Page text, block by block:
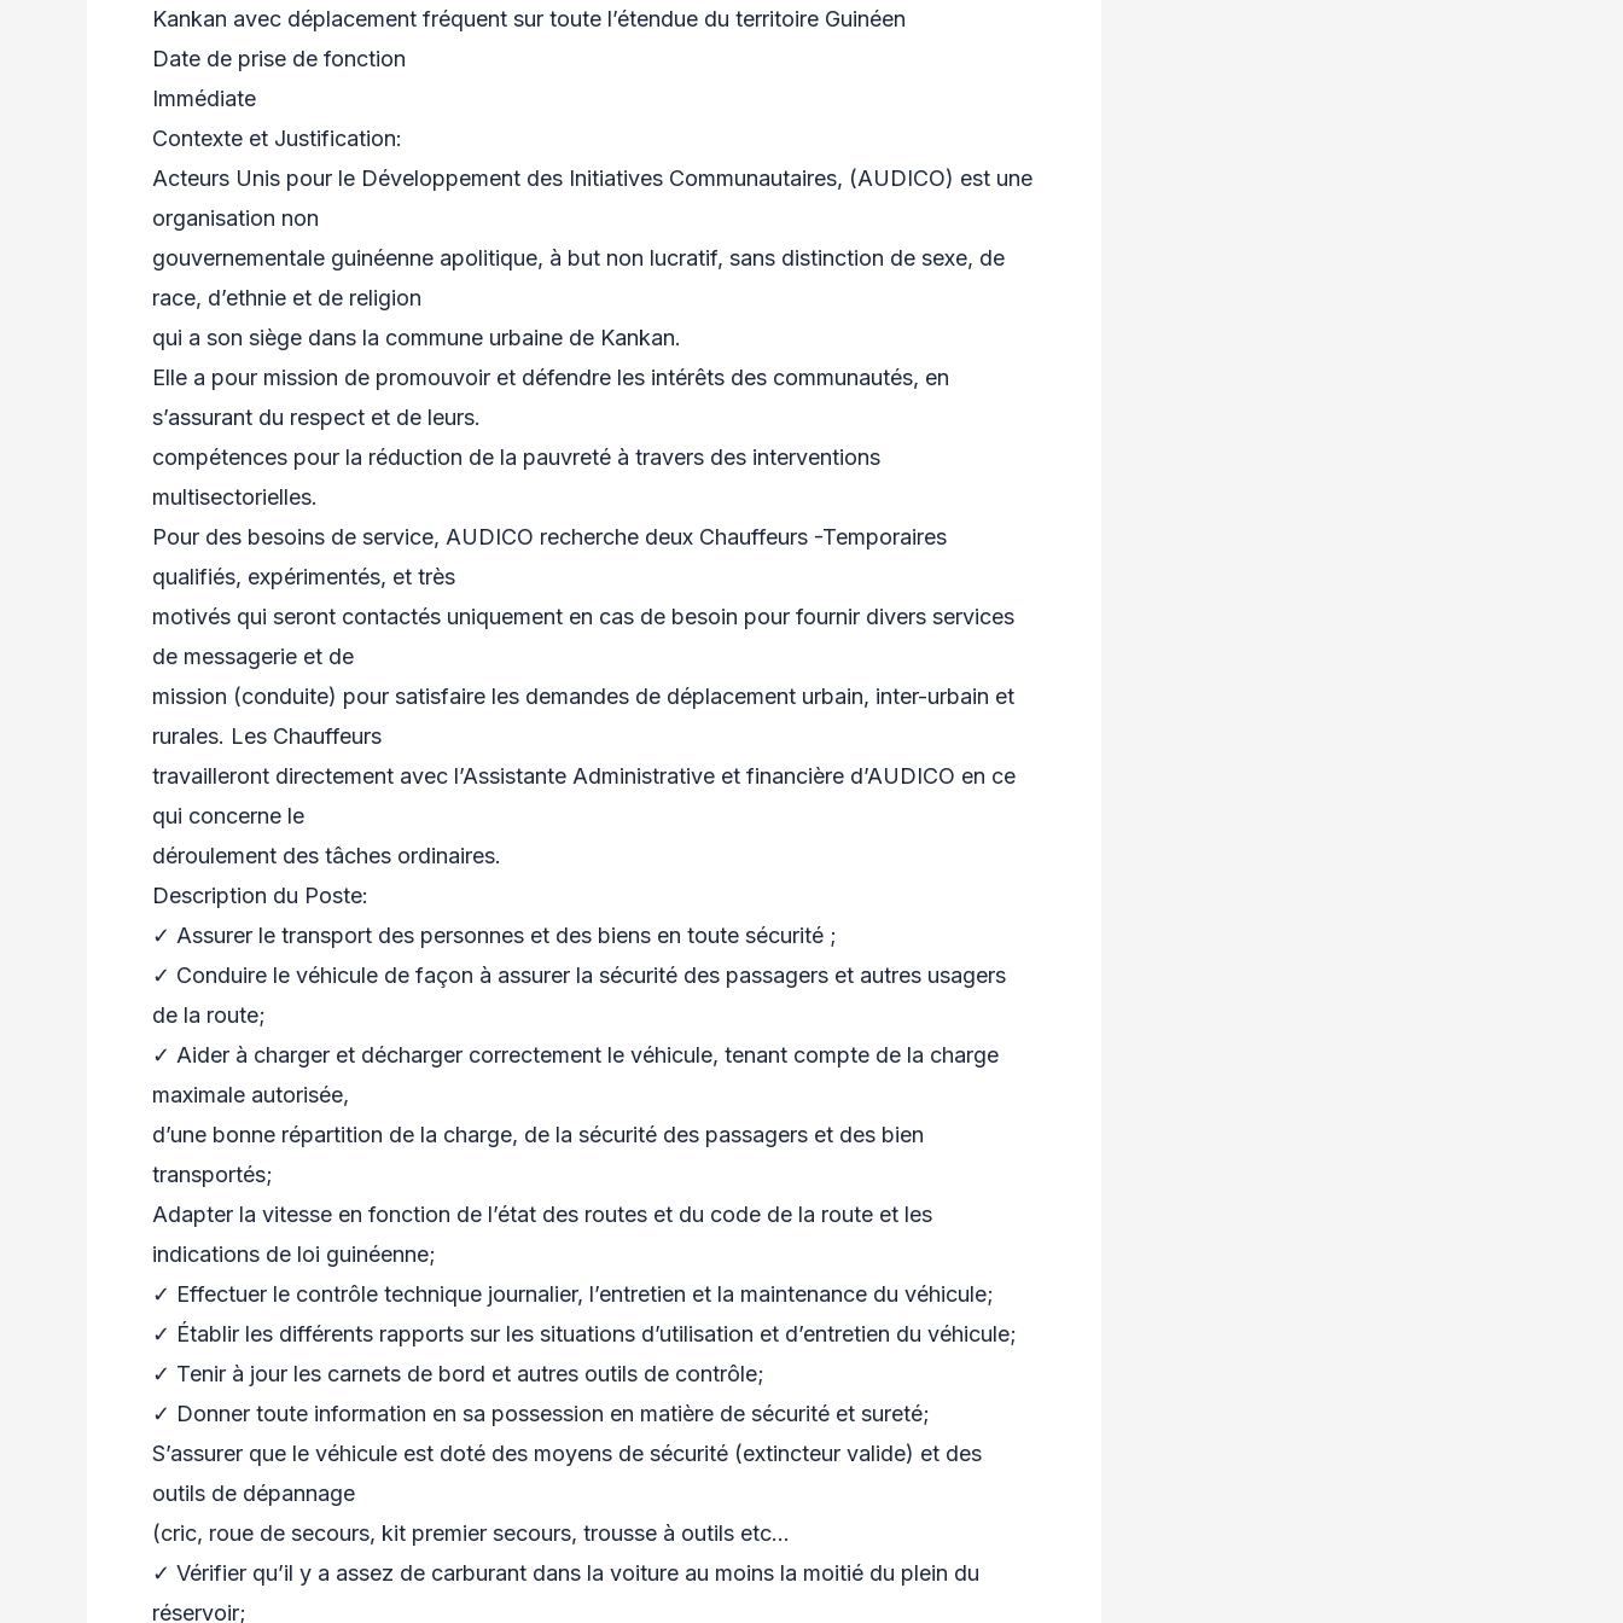
Kankan avec déplacement fréquent sur toute l’étendue du territoire Guinéen
Date de prise de fonction
Immédiate
Contexte et Justification:
Acteurs Unis pour le Développement des Initiatives Communautaires, (AUDICO) est une
organisation non
gouvernementale guinéenne apolitique, à but non lucratif, sans distinction de sexe, de
race, d’ethnie et de religion
qui a son siège dans la commune urbaine de Kankan.
Elle a pour mission de promouvoir et défendre les intérêts des communautés, en
s’assurant du respect et de leurs.
compétences pour la réduction de la pauvreté à travers des interventions
multisectorielles.
Pour des besoins de service, AUDICO recherche deux Chauffeurs -Temporaires
qualifiés, expérimentés, et très
motivés qui seront contactés uniquement en cas de besoin pour fournir divers services
de messagerie et de
mission (conduite) pour satisfaire les demandes de déplacement urbain, inter-urbain et
rurales. Les Chauffeurs
travailleront directement avec l’Assistante Administrative et financière d’AUDICO en ce
qui concerne le
déroulement des tâches ordinaires.
Description du Poste:
✓ Assurer le transport des personnes et des biens en toute sécurité ;
✓ Conduire le véhicule de façon à assurer la sécurité des passagers et autres usagers
de la route;
✓ Aider à charger et décharger correctement le véhicule, tenant compte de la charge
maximale autorisée,
d’une bonne répartition de la charge, de la sécurité des passagers et des bien
transportés;
Adapter la vitesse en fonction de l’état des routes et du code de la route et les
indications de loi guinéenne;
✓ Effectuer le contrôle technique journalier, l’entretien et la maintenance du véhicule;
✓ Établir les différents rapports sur les situations d’utilisation et d’entretien du véhicule;
✓ Tenir à jour les carnets de bord et autres outils de contrôle;
✓ Donner toute information en sa possession en matière de sécurité et sureté;
S’assurer que le véhicule est doté des moyens de sécurité (extincteur valide) et des
outils de dépannage
(cric, roue de secours, kit premier secours, trousse à outils etc…
✓ Vérifier qu’il y a assez de carburant dans la voiture au moins la moitié du plein du
réservoir;